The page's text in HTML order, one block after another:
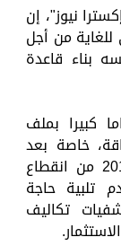
نيوز"، إن
للغاية من أجل
بناء قاعدة
كبيرا بملف
خاصة بعد
المحنة التي مرت بها البلاد في عام 2011 من انقطاع
تلبية حاجة
تكاليف